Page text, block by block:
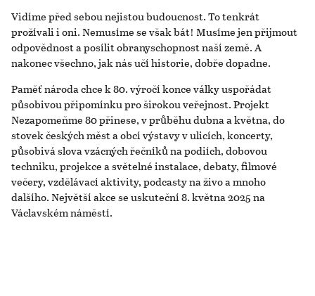
Vidíme před sebou nejistou budoucnost. To tenkrát
prožívali i oni. Nemusíme se však bát! Musíme jen přijmout
odpovědnost a posílit obranyschopnost naší země. A
nakonec všechno, jak nás učí historie, dobře dopadne.
Paměť národa chce k 80. výročí konce války uspořádat
působivou připomínku pro širokou veřejnost. Projekt
Nezapomeňme 80 přinese, v průběhu dubna a května, do
stovek českých měst a obcí výstavy v ulicích, koncerty,
působivá slova vzácných řečníků na podiích, dobovou
techniku, projekce a světelné instalace, debaty, filmové
večery, vzdělávací aktivity, podcasty na živo a mnoho
dalšího. Největší akce se uskuteční 8. května 2025 na
Václavském náměstí.